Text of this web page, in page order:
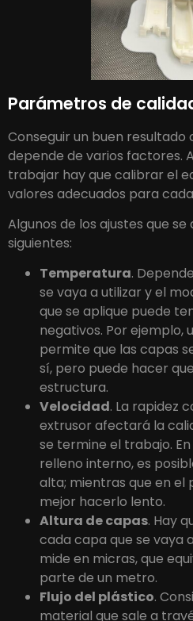
Parámetros de
Conseguir un buen resultado
depende de varios factores.
trabajar hay que calibrar el
valores adecuados para
Algunos de los ajustes que
siguientes:
Temperatura.
se vaya a utilizar y el
que se aplique puede
negativos. Por
permite que las capas
sí, pero puede hacer
estructura.
Velocidad. La rapidez
extrusor afectará la
se termine el trabajo.
relleno interno, es
alta; mientras que en
mejor hacerlo lento.
Altura de capas. Hay
cada capa que se vaya
mide en micras, que
parte de un metro.
Flujo del plástico.
material que sale a